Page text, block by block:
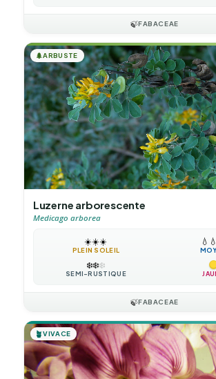
🍃FABACEAE
🌲ARBUSTE
Luzerne arborescente
Medicago arborea
☀️☀️☀️
PLEIN SOLEIL
💧 💧
❄️❄️❄️
SEMI-RUSTIQUE
🍃FABACEAE
🪴VIVACE